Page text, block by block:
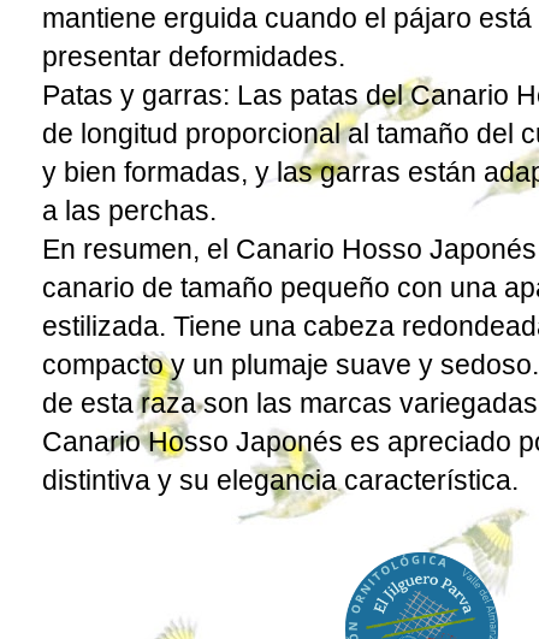
mantiene erguida cuando el pájaro
presentar deformidades.
Patas y garras: Las patas del Canario
de longitud proporcional al tamaño del
y bien formadas, y las garras están
a las perchas.
En resumen, el Canario Hosso
canario de tamaño pequeño con una
estilizada. Tiene una cabeza
compacto y un plumaje suave y
de esta raza son las marcas
Canario Hosso Japonés es apreciado
distintiva y su elegancia característica.